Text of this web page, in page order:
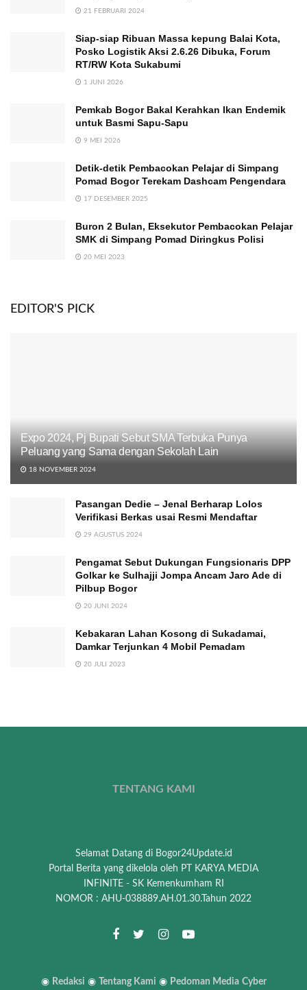
21 FEBRUARI 2024
Siap-siap Ribuan Massa kepung Balai Kota,
Posko Logistik Aksi 2.6.26 Dibuka, Forum
RT/RW Kota Sukabumi
1 JUNI 2026
Pemkab Bogor Bakal Kerahkan Ikan Endemik
untuk Basmi Sapu-Sapu
9 MEI 2026
Detik-detik Pembacokan Pelajar di Simpang
Pomad Bogor Terekam Dashcam Pengendara
17 DESEMBER 2025
Buron 2 Bulan, Eksekutor Pembacokan Pelajar
SMK di Simpang Pomad Diringkus Polisi
20 MEI 2023
EDITOR'S PICK
Expo 2024, Pj Bupati Sebut SMA Terbuka Punya
Peluang yang Sama dengan Sekolah Lain
18 NOVEMBER 2024
Pasangan Dedie – Jenal Berharap Lolos
Verifikasi Berkas usai Resmi Mendaftar
29 AGUSTUS 2024
Pengamat Sebut Dukungan Fungsionaris DPP
Golkar ke Sulhajji Jompa Ancam Jaro Ade di
Pilbup Bogor
20 JUNI 2024
Kebakaran Lahan Kosong di Sukadamai,
Damkar Terjunkan 4 Mobil Pemadam
20 JULI 2023
TENTANG KAMI
Selamat Datang di Bogor24Update.id
Portal Berita yang dikelola oleh PT KARYA MEDIA
INFINITE - SK Kemenkumham RI
NOMOR : AHU-038889.AH.01.30.Tahun 2022
◉ Redaksi ◉ Tentang Kami ◉ Pedoman Media Cyber